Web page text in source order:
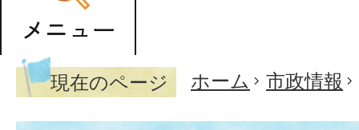
現在のページ ホーム 市政情報